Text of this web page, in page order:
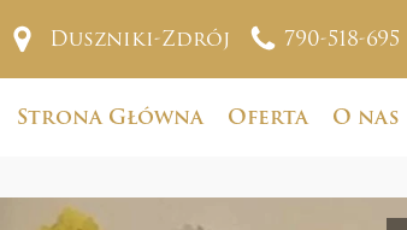
Duszniki-Zdrój 790-518-695
Strona Główna Oferta O nas